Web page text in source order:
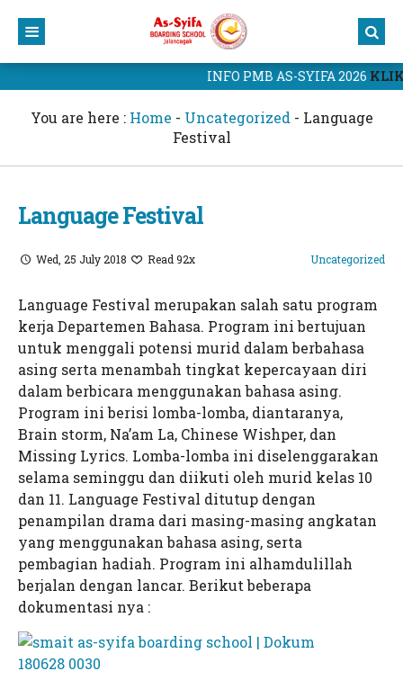
Profil
Civitas Akademik
Kalender Akademik
Berita Terbaru
Prestasi Sekolah
Blog Guru
Portal As-Syifa
Portal Murid
CBT As-Syifa
PMB 2025
Website As-Syifa
Website Yayasan
Yayasan As-Syifa Al-Khoeriyah
As-Syifa Boarding School
Kampus 1 As-Syifa Jalancagak
TKIT As-Syifa
SMPIT As-Syifa Jalancagak
SMAIT As-Syifa Jalancagak
LTIQ As-Syifa
STIQ As-Syifa
Kampus 2 As-Syifa Wanareja
SMPIT As-Syifa Wanareja
SMAIT As-Syifa Wanareja
Kampus 3 As-Syifa Sagalaherang
Kampus 4 As-Syifa Jalancagak 2
SMPIT As-Syifa Jalancagak 2
SMK-IT As-Syifa
Hubungi Kami
INFO PMB AS-SYIFA 2026KLIK
You are here : Home - Uncategorized - Language
Festival
Language Festival
Wed, 25 July 2018 Read 92x Uncategorized
Language Festival merupakan salah satu program
kerja Departemen Bahasa. Program ini bertujuan
untuk menggali potensi murid dalam berbahasa
asing serta menambah tingkat kepercayaan diri
dalam berbicara menggunakan bahasa asing.
Program ini berisi lomba-lomba, diantaranya,
Brain storm, Na’am La, Chinese Wishper, dan
Missing Lyrics. Lomba-lomba ini diselenggarakan
selama seminggu dan diikuti oleh murid kelas 10
dan 11. Language Festival ditutup dengan
penampilan drama dari masing-masing angkatan
yang menggunakan bahasa asing, serta
pembagian hadiah. Program ini alhamdulillah
berjalan dengan lancar. Berikut beberapa
dokumentasi nya :